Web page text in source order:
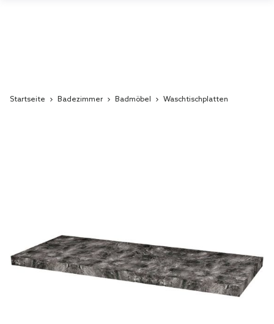
Startseite Badezimmer Badmöbel Waschtischplatten
gallery